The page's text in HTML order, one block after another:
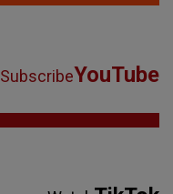
SubscribeYouTube